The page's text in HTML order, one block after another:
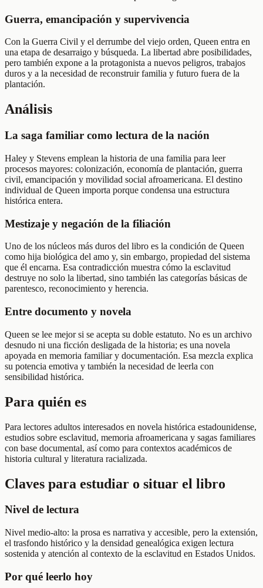
Guerra, emancipación y supervivencia
Con la Guerra Civil y el derrumbe del viejo orden, Queen entra en
una etapa de desarraigo y búsqueda. La libertad abre posibilidades,
pero también expone a la protagonista a nuevos peligros, trabajos
duros y a la necesidad de reconstruir familia y futuro fuera de la
plantación.
Análisis
La saga familiar como lectura de la nación
Haley y Stevens emplean la historia de una familia para leer
procesos mayores: colonización, economía de plantación, guerra
civil, emancipación y movilidad social afroamericana. El destino
individual de Queen importa porque condensa una estructura
histórica entera.
Mestizaje y negación de la filiación
Uno de los núcleos más duros del libro es la condición de Queen
como hija biológica del amo y, sin embargo, propiedad del sistema
que él encarna. Esa contradicción muestra cómo la esclavitud
destruye no solo la libertad, sino también las categorías básicas de
parentesco, reconocimiento y herencia.
Entre documento y novela
Queen se lee mejor si se acepta su doble estatuto. No es un archivo
desnudo ni una ficción desligada de la historia; es una novela
apoyada en memoria familiar y documentación. Esa mezcla explica
su potencia emotiva y también la necesidad de leerla con
sensibilidad histórica.
Para quién es
Para lectores adultos interesados en novela histórica estadounidense,
estudios sobre esclavitud, memoria afroamericana y sagas familiares
con base documental, así como para contextos académicos de
historia cultural y literatura racializada.
Claves para estudiar o situar el libro
Nivel de lectura
Nivel medio-alto: la prosa es narrativa y accesible, pero la extensión,
el trasfondo histórico y la densidad genealógica exigen lectura
sostenida y atención al contexto de la esclavitud en Estados Unidos.
Por qué leerlo hoy